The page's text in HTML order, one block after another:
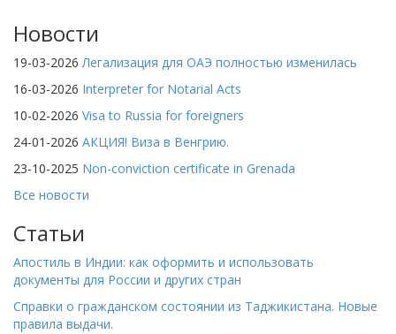
Новости
19-03-2026 Легализация для ОАЭ полностью изменилась
16-03-2026 Interpreter for Notarial Acts
10-02-2026 Visa to Russia for foreigners
24-01-2026 АКЦИЯ! Виза в Венгрию.
23-10-2025 Non-conviction certificate in Grenada
Все новости
Статьи
Апостиль в Индии: как оформить и использовать
документы для России и других стран
Справки о гражданском состоянии из Таджикистана. Новые
правила выдачи.